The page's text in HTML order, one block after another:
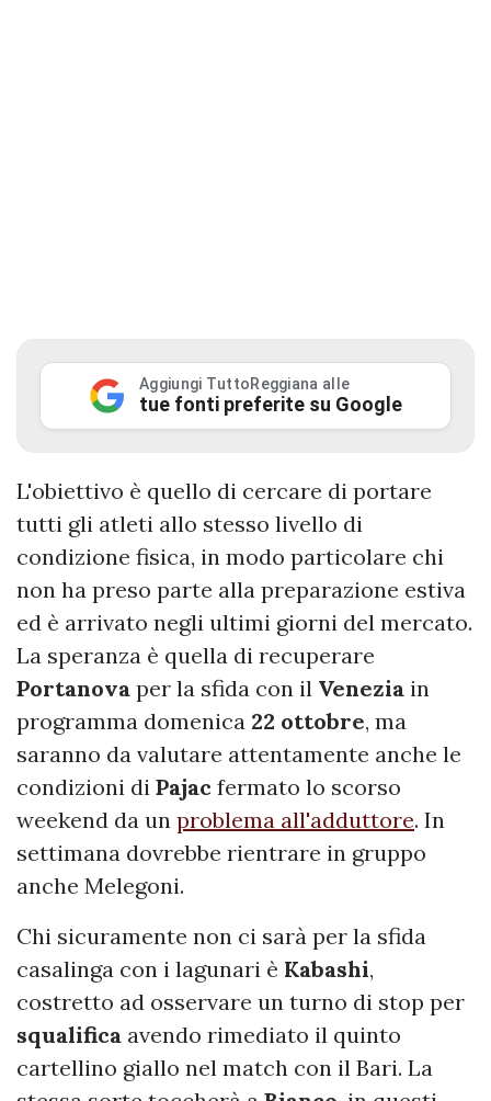
Aggiungi TuttoReggiana alle
tue fonti preferite su Google
L'obiettivo è quello di cercare di portare
tutti gli atleti allo stesso livello di
condizione fisica, in modo particolare chi
non ha preso parte alla preparazione estiva
ed è arrivato negli ultimi giorni del mercato.
La speranza è quella di recuperare
Portanova per la sfida con il Venezia in
programma domenica 22 ottobre, ma
saranno da valutare attentamente anche le
condizioni di Pajac fermato lo scorso
weekend da un problema all'adduttore. In
settimana dovrebbe rientrare in gruppo
anche Melegoni.
Chi sicuramente non ci sarà per la sfida
casalinga con i lagunari è Kabashi,
costretto ad osservare un turno di stop per
squalifica avendo rimediato il quinto
cartellino giallo nel match con il Bari. La